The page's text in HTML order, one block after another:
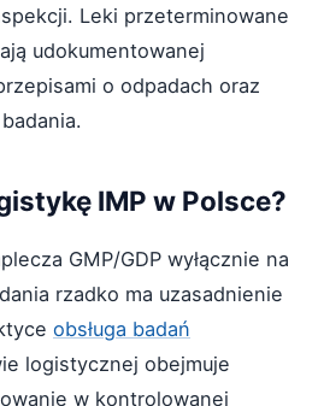
Leki przeterminowane
udokumentowanej
o odpadach oraz
IMP w Polsce?
GMP/GDP wyłącznie na
rzadko ma uzasadnienie
obsługa badań
logistycznej obejmuje
w kontrolowanej